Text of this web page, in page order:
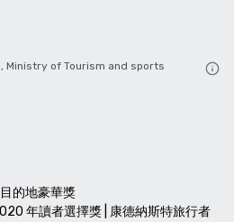
Ministry of Tourism and sports
的地豪華獎
年讀者選擇獎 | 康德納斯特旅行者